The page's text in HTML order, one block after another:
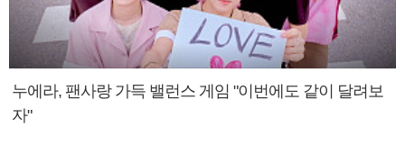
누에라, 팬사랑 가득 밸런스 게임 "이번에도 같이 달려보
자"